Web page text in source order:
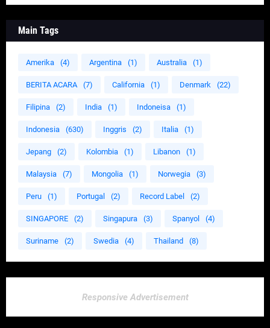
Main Tags
Amerika (4) Argentina (1) Australia (1)
BERITA ACARA (7) California (1) Denmark (22)
Filipina (2) India (1) Indoneisa (1)
Indonesia (630) Inggris (2) Italia (1)
Jepang (2) Kolombia (1) Libanon (1)
Malaysia (7) Mongolia (1) Norwegia (3)
Peru (1) Portugal (2) Record Label (2)
SINGAPORE (2) Singapura (3) Spanyol (4)
Suriname (2) Swedia (4) Thailand (8)
Responsive Advertisement